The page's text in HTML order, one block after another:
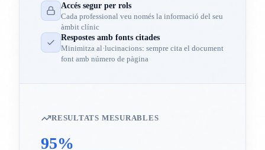
Accés segur per rols
Cada professional veu només la informació del seu
àmbit clínic
Respostes amb fonts citades
Minimitza al·lucinacions: sempre cita el document
font amb número de pàgina
RESULTATS MESURABLES
95%